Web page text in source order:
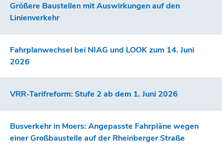
Größere Baustellen mit Auswirkungen auf den
Linienverkehr
Fahrplanwechsel bei NIAG und LOOK zum 14. Juni
2026
VRR-Tarifreform: Stufe 2 ab dem 1. Juni 2026
Busverkehr in Moers: Angepasste Fahrpläne wegen
einer Großbaustelle auf der Rheinberger Straße